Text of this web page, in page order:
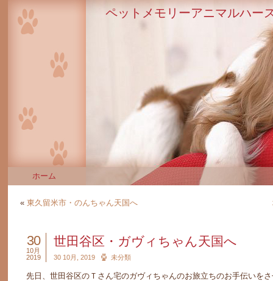
ペットメモリーアニマルハー
ホーム
« 東久留米市・のんちゃん天国へ
世田谷区・ガヴィちゃん天国へ
30
10月
2019
30 10月, 2019 未分類
先日、世田谷区のＴさん宅のガヴィちゃんのお旅立ちのお手伝いを